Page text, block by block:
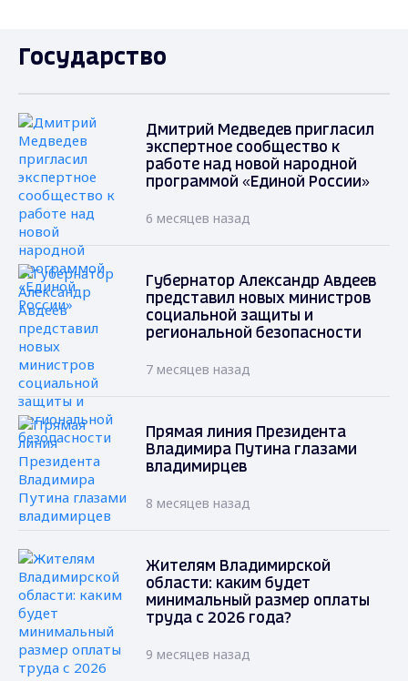
Государство
Дмитрий Медведев пригласил
экспертное сообщество к
работе над новой народной
программой «Единой России»
6 месяцев назад
Губернатор Александр Авдеев
представил новых министров
социальной защиты и
региональной безопасности
7 месяцев назад
Прямая линия Президента
Владимира Путина глазами
владимирцев
8 месяцев назад
Жителям Владимирской
области: каким будет
минимальный размер оплаты
труда с 2026 года?
9 месяцев назад